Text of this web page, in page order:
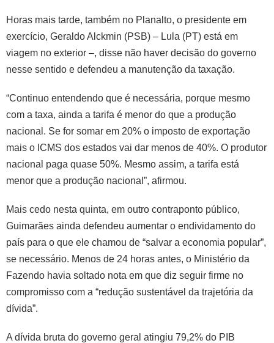
Horas mais tarde, também no Planalto, o presidente em
exercício, Geraldo Alckmin (PSB) – Lula (PT) está em
viagem no exterior –, disse não haver decisão do governo
nesse sentido e defendeu a manutenção da taxação.
“Continuo entendendo que é necessária, porque mesmo
com a taxa, ainda a tarifa é menor do que a produção
nacional. Se for somar em 20% o imposto de exportação
mais o ICMS dos estados vai dar menos de 40%. O produtor
nacional paga quase 50%. Mesmo assim, a tarifa está
menor que a produção nacional”, afirmou.
Mais cedo nesta quinta, em outro contraponto público,
Guimarães ainda defendeu aumentar o endividamento do
país para o que ele chamou de “salvar a economia popular”,
se necessário. Menos de 24 horas antes, o Ministério da
Fazendo havia soltado nota em que diz seguir firme no
compromisso com a “redução sustentável da trajetória da
dívida”.
A dívida bruta do governo geral atingiu 79,2% do PIB